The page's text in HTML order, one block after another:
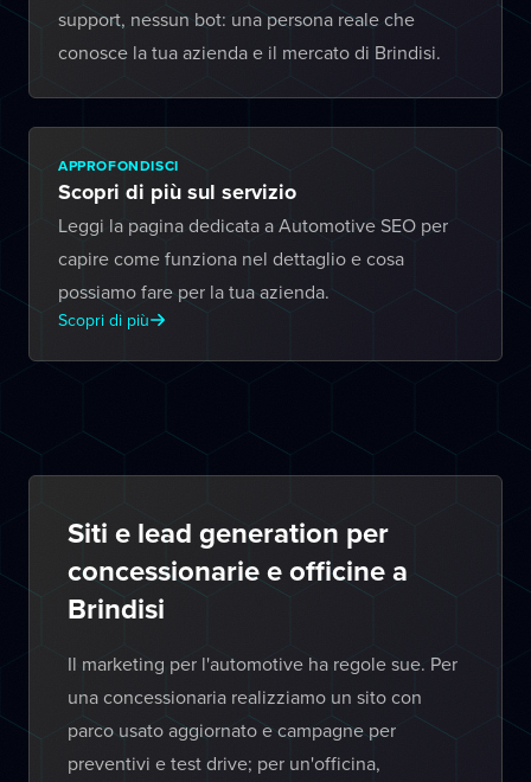
support, nessun bot: una persona reale che
conosce la tua azienda e il mercato di Brindisi.
APPROFONDISCI
Scopri di più sul servizio
Leggi la pagina dedicata a Automotive SEO per
capire come funziona nel dettaglio e cosa
possiamo fare per la tua azienda.
Scopri di più
Siti e lead generation per
concessionarie e officine a
Brindisi
Il marketing per l'automotive ha regole sue. Per
una concessionaria realizziamo un sito con
parco usato aggiornato e campagne per
preventivi e test drive; per un'officina,